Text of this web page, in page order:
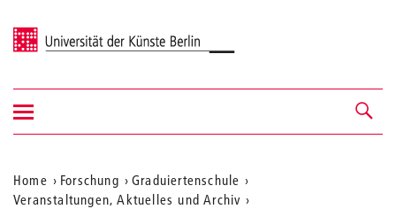
Universität der Künste Berlin
Navigation &
Suche
Navigation
ein-/ausblenden
Aktuelle
Home Forschung
Graduiertenschule
Veranstaltungen, Aktuelles und Archiv